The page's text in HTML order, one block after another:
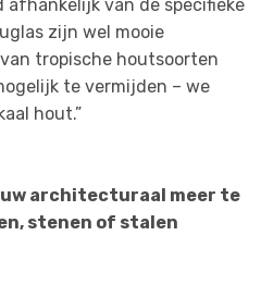
afhankelijk van de specifieke
zijn wel mooie
tropische houtsoorten
te vermijden – we
hout.”
architecturaal meer te
stenen of stalen